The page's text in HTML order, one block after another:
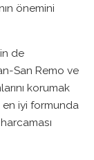
önemini
de
San Remo ve
korumak
en iyi formunda